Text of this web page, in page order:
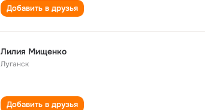
Добавить в друзья
Лилия Мищенко
Луганск
Добавить в друзья